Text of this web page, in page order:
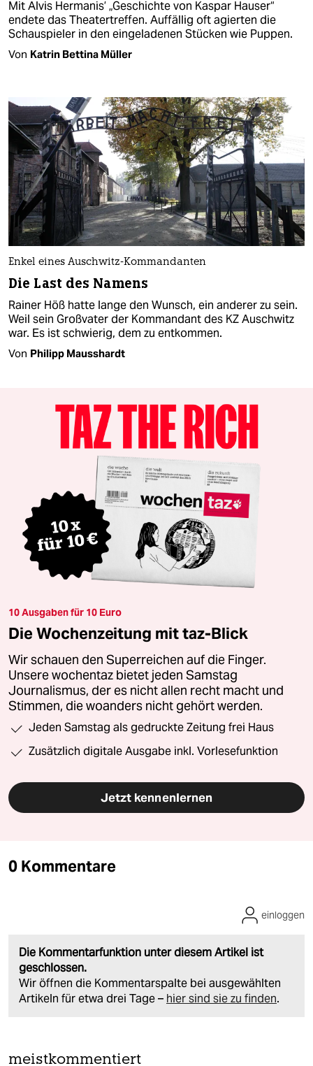
Mit Alvis Hermanis’ „Geschichte von Kaspar Hauser“
endete das Theatertreffen. Auffällig oft agierten die
Schauspieler in den eingeladenen Stücken wie Puppen.
Von Katrin Bettina Müller
Enkel eines Auschwitz-Kommandanten
Die Last des Namens
Rainer Höß hatte lange den Wunsch, ein anderer zu sein.
Weil sein Großvater der Kommandant des KZ Auschwitz
war. Es ist schwierig, dem zu entkommen.
Von Philipp Mausshardt
10 Ausgaben für 10 Euro
Die Wochenzeitung mit taz-Blick
Wir schauen den Superreichen auf die Finger.
Unsere wochentaz bietet jeden Samstag
Journalismus, der es nicht allen recht macht und
Stimmen, die woanders nicht gehört werden.
Jeden Samstag als gedruckte Zeitung frei Haus
Zusätzlich digitale Ausgabe inkl. Vorlesefunktion
Jetzt kennenlernen
0 Kommentare
Die Kommentarfunktion unter diesem Artikel ist
geschlossen.
Wir öffnen die Kommentarspalte bei ausgewählten
Artikeln für etwa drei Tage – hier sind sie zu finden.
einloggen
meistkommentiert